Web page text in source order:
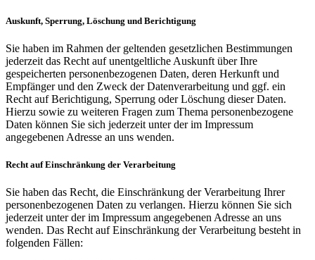
Auskunft, Sperrung, Löschung und Berichtigung
Sie haben im Rahmen der geltenden gesetzlichen Bestimmungen
jederzeit das Recht auf unentgeltliche Auskunft über Ihre
gespeicherten personenbezogenen Daten, deren Herkunft und
Empfänger und den Zweck der Datenverarbeitung und ggf. ein
Recht auf Berichtigung, Sperrung oder Löschung dieser Daten.
Hierzu sowie zu weiteren Fragen zum Thema personenbezogene
Daten können Sie sich jederzeit unter der im Impressum
angegebenen Adresse an uns wenden.
Recht auf Einschränkung der Verarbeitung
Sie haben das Recht, die Einschränkung der Verarbeitung Ihrer
personenbezogenen Daten zu verlangen. Hierzu können Sie sich
jederzeit unter der im Impressum angegebenen Adresse an uns
wenden. Das Recht auf Einschränkung der Verarbeitung besteht in
folgenden Fällen: